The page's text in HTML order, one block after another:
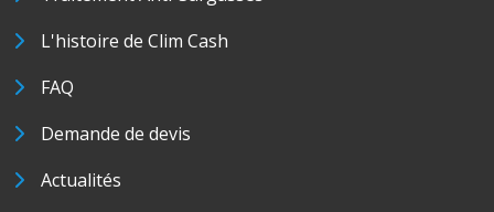
L'histoire de Clim Cash
FAQ
Demande de devis
Actualités